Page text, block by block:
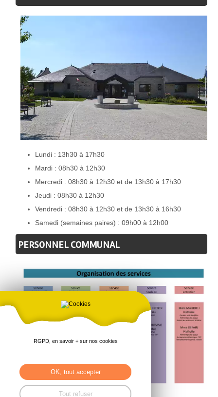
Lundi : 13h30 à 17h30
Mardi : 08h30 à 12h30
Mercredi : 08h30 à 12h30 et de 13h30 à 17h30
Jeudi : 08h30 à 12h30
Vendredi : 08h30 à 12h30 et de 13h30 à 16h30
Samedi (semaines paires) : 09h00 à 12h00
PERSONNEL COMMUNAL
RGPD, en savoir + sur nos cookies
OK, tout accepter
Tout refuser